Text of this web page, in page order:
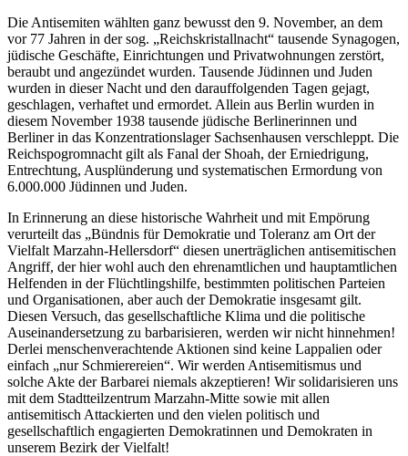
Die Antisemiten wählten ganz bewusst den 9. November, an dem
vor 77 Jahren in der sog. „Reichskristallnacht“ tausende Synagogen,
jüdische Geschäfte, Einrichtungen und Privatwohnungen zerstört,
beraubt und angezündet wurden. Tausende Jüdinnen und Juden
wurden in dieser Nacht und den darauffolgenden Tagen gejagt,
geschlagen, verhaftet und ermordet. Allein aus Berlin wurden in
diesem November 1938 tausende jüdische Berlinerinnen und
Berliner in das Konzentrationslager Sachsenhausen verschleppt. Die
Reichspogromnacht gilt als Fanal der Shoah, der Erniedrigung,
Entrechtung, Ausplünderung und systematischen Ermordung von
6.000.000 Jüdinnen und Juden.
In Erinnerung an diese historische Wahrheit und mit Empörung
verurteilt das „Bündnis für Demokratie und Toleranz am Ort der
Vielfalt Marzahn-Hellersdorf“ diesen unerträglichen antisemitischen
Angriff, der hier wohl auch den ehrenamtlichen und hauptamtlichen
Helfenden in der Flüchtlingshilfe, bestimmten politischen Parteien
und Organisationen, aber auch der Demokratie insgesamt gilt.
Diesen Versuch, das gesellschaftliche Klima und die politische
Auseinandersetzung zu barbarisieren, werden wir nicht hinnehmen!
Derlei menschenverachtende Aktionen sind keine Lappalien oder
einfach „nur Schmierereien“. Wir werden Antisemitismus und
solche Akte der Barbarei niemals akzeptieren! Wir solidarisieren uns
mit dem Stadtteilzentrum Marzahn-Mitte sowie mit allen
antisemitisch Attackierten und den vielen politisch und
gesellschaftlich engagierten Demokratinnen und Demokraten in
unserem Bezirk der Vielfalt!